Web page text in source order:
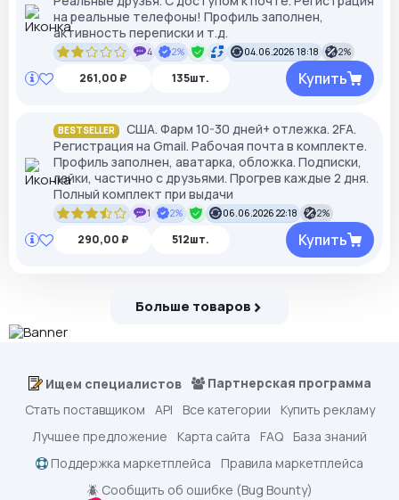
на реальные телефоны! Профиль заполнен,
активность переписки и т.д.
4 2% 04.06.2026 18:18 2%
261,00 ₽ 135шт. Купить
BESTSELLER
США. Фарм 10-30 дней+ отлежка. 2FA.
Регистрация на Gmail. Рабочая почта в комплекте.
Профиль заполнен, аватарка, обложка. Подписки,
лайки, частично с друзьями. Прогрев каждые 2 дня.
Полный комплект при выдачи
1 2% 06.06.2026 22:18 2%
290,00 ₽ 512шт. Купить
Больше товаров
Ищем специалистов
Партнерская программа
Стать поставщиком
API Все категории
Купить рекламу
Лучшее предложение
Карта сайта FAQ
База знаний
Поддержка маркетплейса
Правила маркетплейса
🪲 Сообщить об ошибке (Bug Bounty)